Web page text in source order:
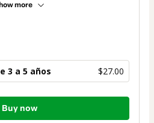
more
3 a 5 años $27.00
Buy now